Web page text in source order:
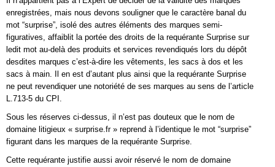
enregistrées, mais nous devons souligner que le caractère banal du
mot “surprise”, isolé des autres éléments des marques semi-
figuratives, affaiblit la portée des droits de la requérante Surprise sur
ledit mot au-delà des produits et services revendiqués lors du dépôt
desdites marques c’est-à-dire les vêtements, les sacs à dos et les
sacs à main. Il en est d’autant plus ainsi que la requérante Surprise
ne peut revendiquer une notoriété de ses marques au sens de l’article
L.713-5 du CPI.
Sous les réserves ci-dessus, il n’est pas douteux que le nom de
domaine litigieux « surprise.fr » reprend à l’identique le mot “surprise”
figurant dans les marques de la requérante Surprise.
Cette requérante justifie aussi avoir réservé le nom de domaine